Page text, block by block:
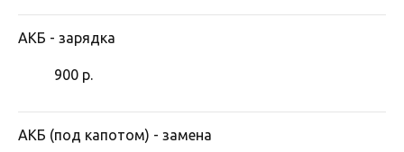
АКБ - зарядка
900 р.
АКБ (под капотом) - замена